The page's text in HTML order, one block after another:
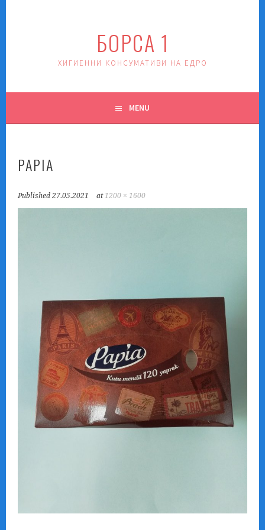
БОРСА 1
ХИГИЕННИ КОНСУМАТИВИ НА ЕДРО
MENU
PAPIA
Published27.05.2021 at1200 × 1600